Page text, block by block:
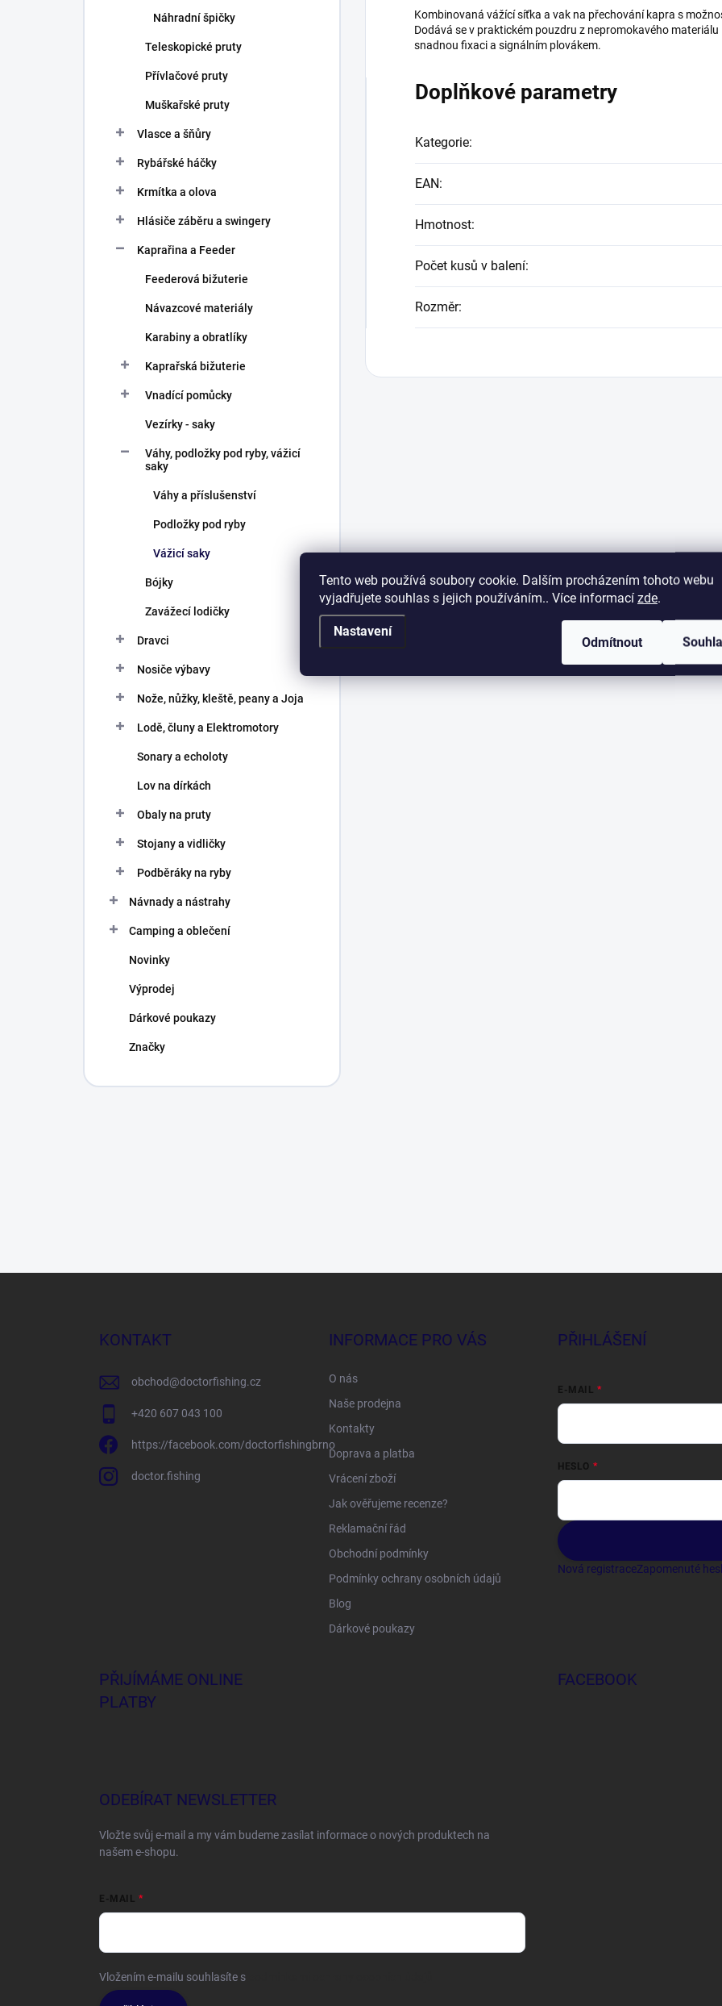
Tento web používá soubory cookie. Dalším procházením tohoto webu
vyjadřujete souhlas s jejich používáním.. Více informací zde.
Nastavení
Odmítnout
Náhradní špičky
Teleskopické pruty
Přívlačové pruty
Muškařské pruty
Vlasce a šňůry
Rybářské háčky
Krmítka a olova
Hlásiče záběru a swingery
Kaprařina a Feeder
Feederová bižuterie
Návazcové materiály
Karabiny a obratlíky
Kaprařská bižuterie
Vnadící pomůcky
Vezírky - saky
Váhy, podložky pod ryby, vážicí
saky
Váhy a příslušenství
Podložky pod ryby
Vážicí saky
Bójky
Zavážecí lodičky
Dravci
Nosiče výbavy
Nože, nůžky, kleště, peany a Joja
Lodě, čluny a Elektromotory
Sonary a echoloty
Lov na dírkách
Obaly na pruty
Stojany a vidličky
Podběráky na ryby
Návnady a nástrahy
Camping a oblečení
Novinky
Výprodej
Dárkové poukazy
Značky
Kombinovaná vážící síťka a vak na přechování kapra s
Dodává se v praktickém pouzdru z nepromokavého
snadnou fixaci a signálním plovákem.
Doplňkové parametry
Kategorie:
EAN:
Hmotnost:
Počet kusů v balení:
Rozměr:
KONTAKT
obchod@doctorfishing.cz
+420 607 043 100
https://facebook.com/doctorfishingbrno
doctor.fishing
INFORMACE PRO VÁS
O nás
Naše prodejna
Kontakty
Doprava a platba
Vrácení zboží
Jak ověřujeme recenze?
Reklamační řád
Obchodní podmínky
Podmínky ochrany osobních údajů
Blog
Dárkové poukazy
PŘIHLÁŠENÍ
E-MAIL
HESLO
Nová registraceZapomenuté
PŘIJÍMÁME ONLINE
PLATBY
FACEBOOK
ODEBÍRAT NEWSLETTER
Vložte svůj e-mail a my vám budeme zasílat informace o nových produktech na
našem e-shopu.
E-MAIL
Vložením e-mailu souhlasíte s